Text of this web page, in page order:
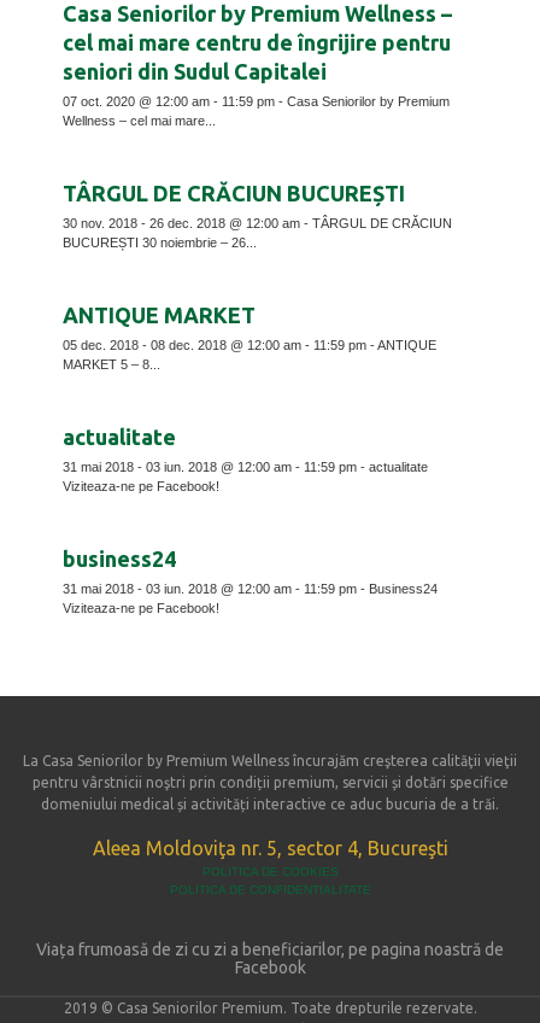
Casa Seniorilor by Premium Wellness –
cel mai mare centru de îngrijire pentru
seniori din Sudul Capitalei
07 oct. 2020 @ 12:00 am - 11:59 pm - Casa Seniorilor by Premium
Wellness – cel mai mare...
TÂRGUL DE CRĂCIUN BUCUREȘTI
30 nov. 2018 - 26 dec. 2018 @ 12:00 am - TÂRGUL DE CRĂCIUN
BUCUREȘTI 30 noiembrie – 26...
ANTIQUE MARKET
05 dec. 2018 - 08 dec. 2018 @ 12:00 am - 11:59 pm - ANTIQUE
MARKET 5 – 8...
actualitate
31 mai 2018 - 03 iun. 2018 @ 12:00 am - 11:59 pm - actualitate
Viziteaza-ne pe Facebook!
business24
31 mai 2018 - 03 iun. 2018 @ 12:00 am - 11:59 pm - Business24
Viziteaza-ne pe Facebook!
La Casa Seniorilor by Premium Wellness încurajăm creşterea calităţii vieţii
pentru vârstnicii noştri prin condiții premium, servicii și dotări specifice
domeniului medical și activități interactive ce aduc bucuria de a trăi.
Aleea Moldoviţa nr. 5, sector 4, Bucureşti
POLITICA DE COOKIES
POLITICA DE CONFIDENTIALITATE
Viața frumoasă de zi cu zi a beneficiarilor, pe pagina noastră de
Facebook
2019 © Casa Seniorilor Premium. Toate drepturile rezervate.